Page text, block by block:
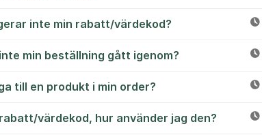
inte min rabatt/värdekod?
min beställning gått igenom?
till en produkt i min order?
värdekod, hur använder jag den?